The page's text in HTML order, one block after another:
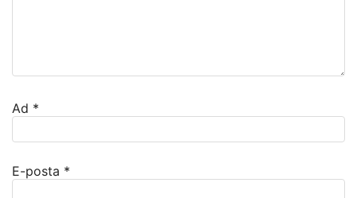
Ad *
E-posta *